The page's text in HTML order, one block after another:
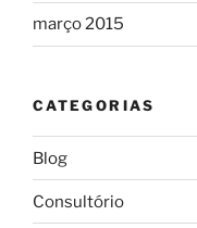
março 2015
CATEGORIAS
Blog
Consultório